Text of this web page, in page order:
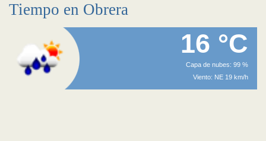
Tiempo en Obrera
16 °C
Capa de nubes: 99 %
Viento: NE 19 km/h